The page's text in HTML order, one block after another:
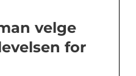
velge
for